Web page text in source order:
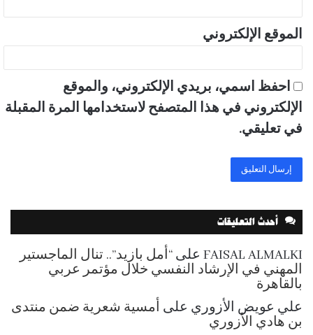
الموقع الإلكتروني
احفظ اسمي، بريدي الإلكتروني، والموقع
الإلكتروني في هذا المتصفح لاستخدامها المرة المقبلة
في تعليقي.
أحدث التعليقات
FAISAL ALMALKI على “أمل بازيد”.. تنال الماجستير
المهني في الإرشاد النفسي خلال مؤتمر عربي
بالقاهرة
علي عويض الأزوري على أمسية شعرية ضمن منتدى
بن هادي الأزوري